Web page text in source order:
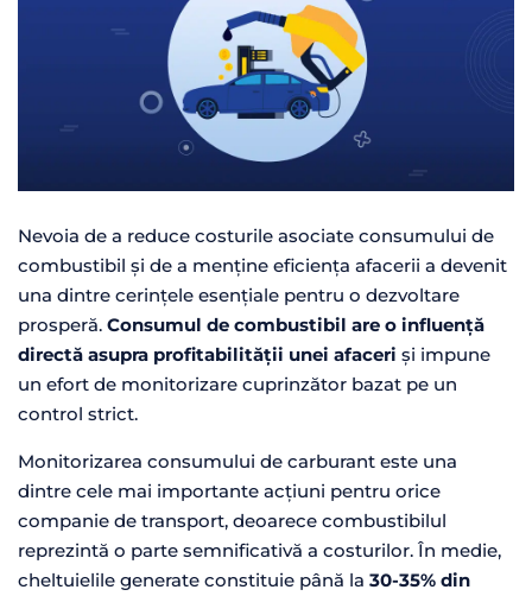
Nevoia de a reduce costurile asociate consumului de
combustibil și de a menține eficiența afacerii a devenit
una dintre cerințele esențiale pentru o dezvoltare
prosperă. Consumul de combustibil are o influență
directă asupra profitabilității unei afaceri și impune
un efort de monitorizare cuprinzător bazat pe un
control strict.
Monitorizarea consumului de carburant este una
dintre cele mai importante acțiuni pentru orice
companie de transport, deoarece combustibilul
reprezintă o parte semnificativă a costurilor. În medie,
cheltuielile generate constituie până la 30-35% din